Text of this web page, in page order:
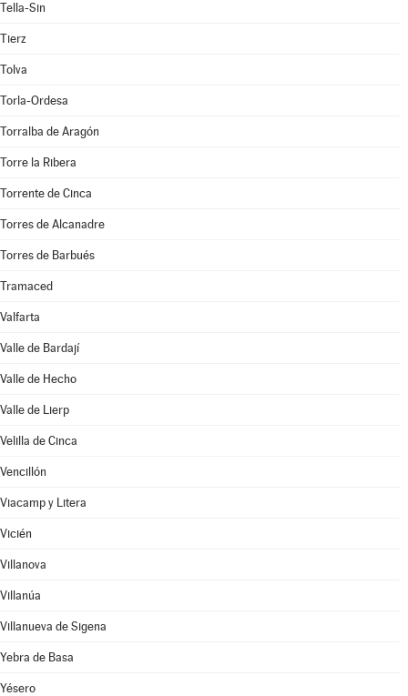
Tella-Sin
Tierz
Tolva
Torla-Ordesa
Torralba de Aragón
Torre la Ribera
Torrente de Cinca
Torres de Alcanadre
Torres de Barbués
Tramaced
Valfarta
Valle de Bardají
Valle de Hecho
Valle de Lierp
Velilla de Cinca
Vencillón
Viacamp y Litera
Vicién
Villanova
Villanúa
Villanueva de Sigena
Yebra de Basa
Yésero